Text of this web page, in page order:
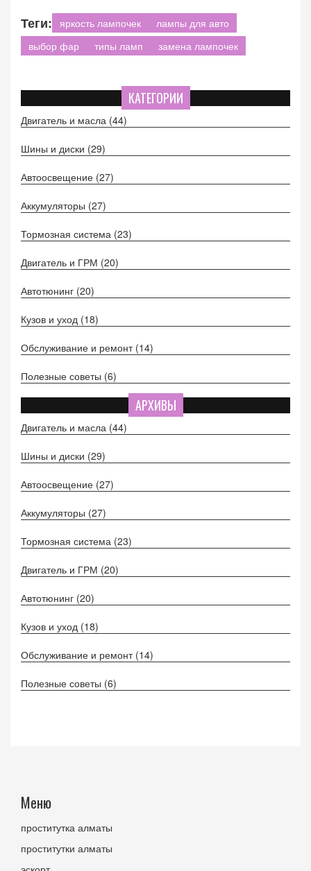
Теги: яркость лампочек
лампы для авто
выбор фар
типы ламп замена лампочек
КАТЕГОРИИ
Двигатель и масла (44)
Шины и диски (29)
Автоосвещение (27)
Аккумуляторы (27)
Тормозная система (23)
Двигатель и ГРМ (20)
Автотюнинг (20)
Кузов и уход (18)
Обслуживание и ремонт (14)
Полезные советы (6)
АРХИВЫ
Двигатель и масла (44)
Шины и диски (29)
Автоосвещение (27)
Аккумуляторы (27)
Тормозная система (23)
Двигатель и ГРМ (20)
Автотюнинг (20)
Кузов и уход (18)
Обслуживание и ремонт (14)
Полезные советы (6)
Меню
проститутка алматы
проститутки алматы